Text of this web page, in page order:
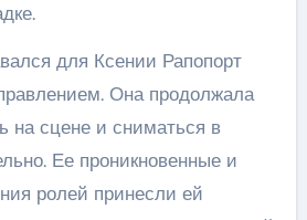
для Ксении Рапопорт
Она продолжала
на сцене и сниматься в
Ее проникновенные и
ролей принесли ей